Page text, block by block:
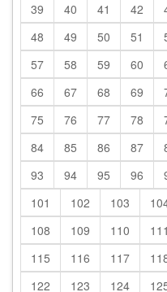
39
40 41 42
48
49 50 51
57
58 59 60
66
67 68 69
75
76 77 78
84
85 86 87
93
94 95 96
101
102 103
108
109 110 111
115
116 117
122
123 124